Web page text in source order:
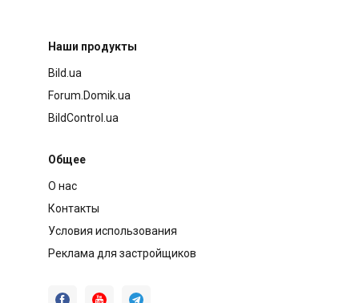
Наши продукты
Bild.ua
Forum.Domik.ua
BildControl.ua
Общее
О нас
Контакты
Условия использования
Реклама для застройщиков
  